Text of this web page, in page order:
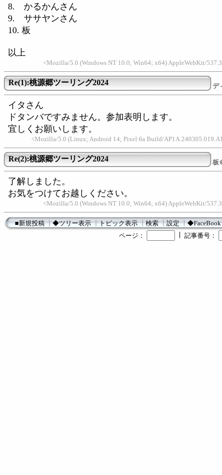
8. かるかんさん
9. ササヤンさん
10. 板
以上
<Mozilla/5.0 (Windows NT 10.0; Win64; x64) AppleWebKit/
Re(1):桃源郷ツーリング2024 デ
イタさん
ドタンバですみません。参加表明します。
宜しくお願いします。
<Mozilla/5.0 (Linux; Android 14; Pixel 6a Build/
Re(2):桃源郷ツーリング2024 板
了解しました。
お気をつけてお越しください。
<Mozilla/5.0 (Windows NT 10.0; Win64; x64) AppleWebKit/
■新規投稿┃◆ツリー表示┃トピック表示┃検索┃設定┃◆FaceBook
ページ：
記事番号：